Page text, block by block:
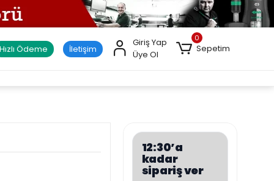
Hızlı Ödeme İletişim
Giriş Yap
Üye Ol
0
Sepetim
12:30’a
kadar
sipariş ver